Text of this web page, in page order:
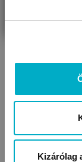
Kizárólag